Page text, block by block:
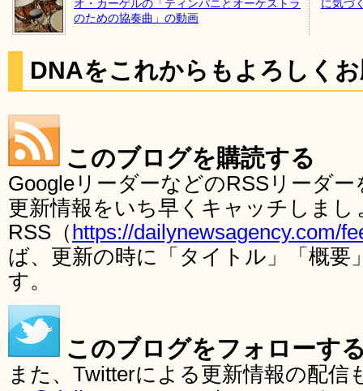
オ・カーゲルの「ティンパニとオーケストラ
のための協奏曲」の動画
に気づ
DNAをこれからもよろしく
このブログを購読する
GoogleリーダーなどのRSSリーダ
更新情報をいち早くキャッチしま
RSS（ https://dailynewsagency.com/
ば、更新の時に「タイトル」「概要
す。
このブログをフォローす
また、Twitterによる更新情報の配